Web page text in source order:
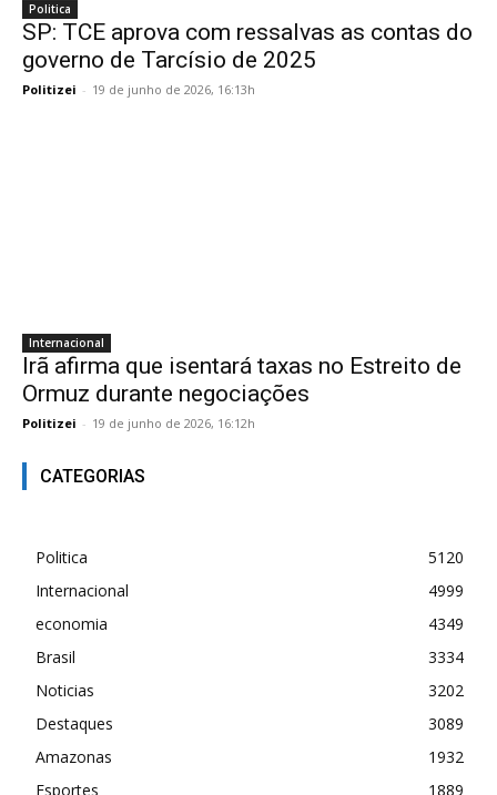
Politica
SP: TCE aprova com ressalvas as contas do
governo de Tarcísio de 2025
Politizei - 19 de junho de 2026, 16:13h
Internacional
Irã afirma que isentará taxas no Estreito de
Ormuz durante negociações
Politizei - 19 de junho de 2026, 16:12h
CATEGORIAS
Politica
5120
Internacional
4999
economia
4349
Brasil
3334
Noticias
3202
Destaques
3089
Amazonas
1932
Esportes
1889